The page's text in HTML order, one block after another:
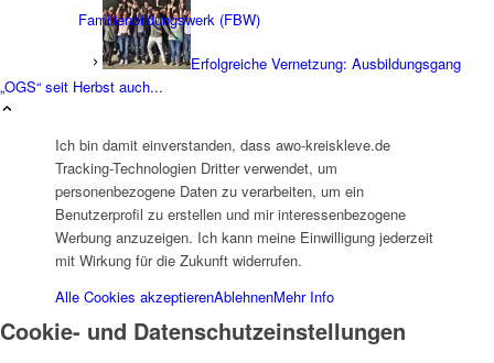
Familienbildungswerk (FBW)
Frauenhaus
Erfolgreiche Vernetzung: Ausbildungsgang
„OGS“ seit Herbst auch...
Ich bin damit einverstanden, dass awo-kreiskleve.de
Tracking-Technologien Dritter verwendet, um
personenbezogene Daten zu verarbeiten, um ein
Benutzerprofil zu erstellen und mir interessenbezogene
Werbung anzuzeigen. Ich kann meine Einwilligung jederzeit
mit Wirkung für die Zukunft widerrufen.
Alle Cookies akzeptierenAblehnenMehr Info
Cookie- und Datenschutzeinstellungen